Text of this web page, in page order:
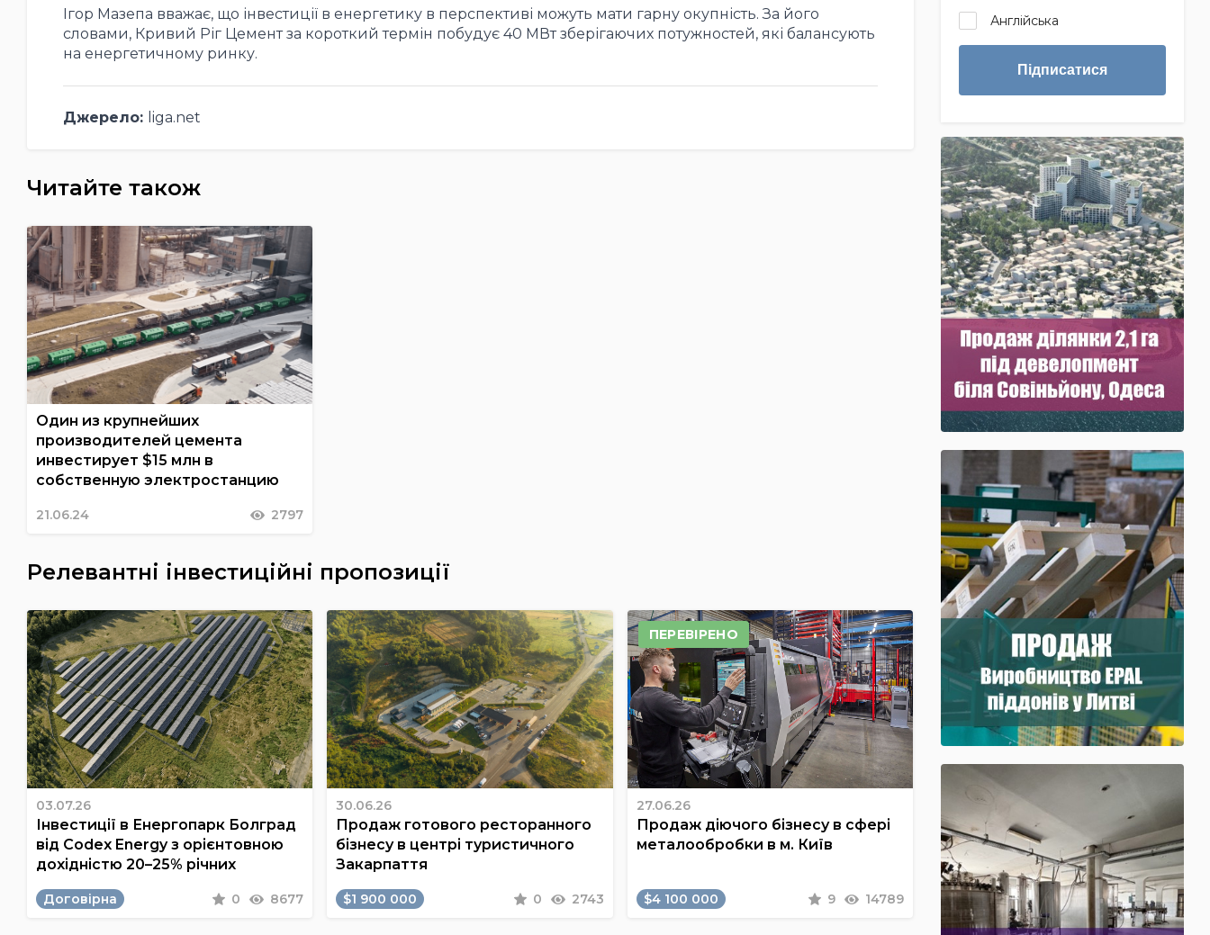
Ігор Мазепа вважає, що інвестиції в енергетику в перспективі можуть мати гарну окупність. За його
словами, Кривий Ріг Цемент за короткий термін побудує 40 МВт зберігаючих потужностей, які балансують
на енергетичному ринку.
Джерело: liga.net
Читайте також
Один из крупнейших
производителей цемента
инвестирует $15 млн в
собственную электростанцию
21.06.24 2797
Релевантні інвестиційні пропозиції
03.07.26
Інвестиції в Енергопарк Болград
від Codex Energy з орієнтовною
дохідністю 20–25% річних
Договірна 0 8677
30.06.26
Продаж готового ресторанного
бізнесу в центрі туристичного
Закарпаття
$1 900 000 0 2743
ПЕРЕВІРЕНО
27.06.26
Продаж діючого бізнесу в сфері
металообробки в м. Київ
$4 100 000 9 14789
Англійська
Підписатися